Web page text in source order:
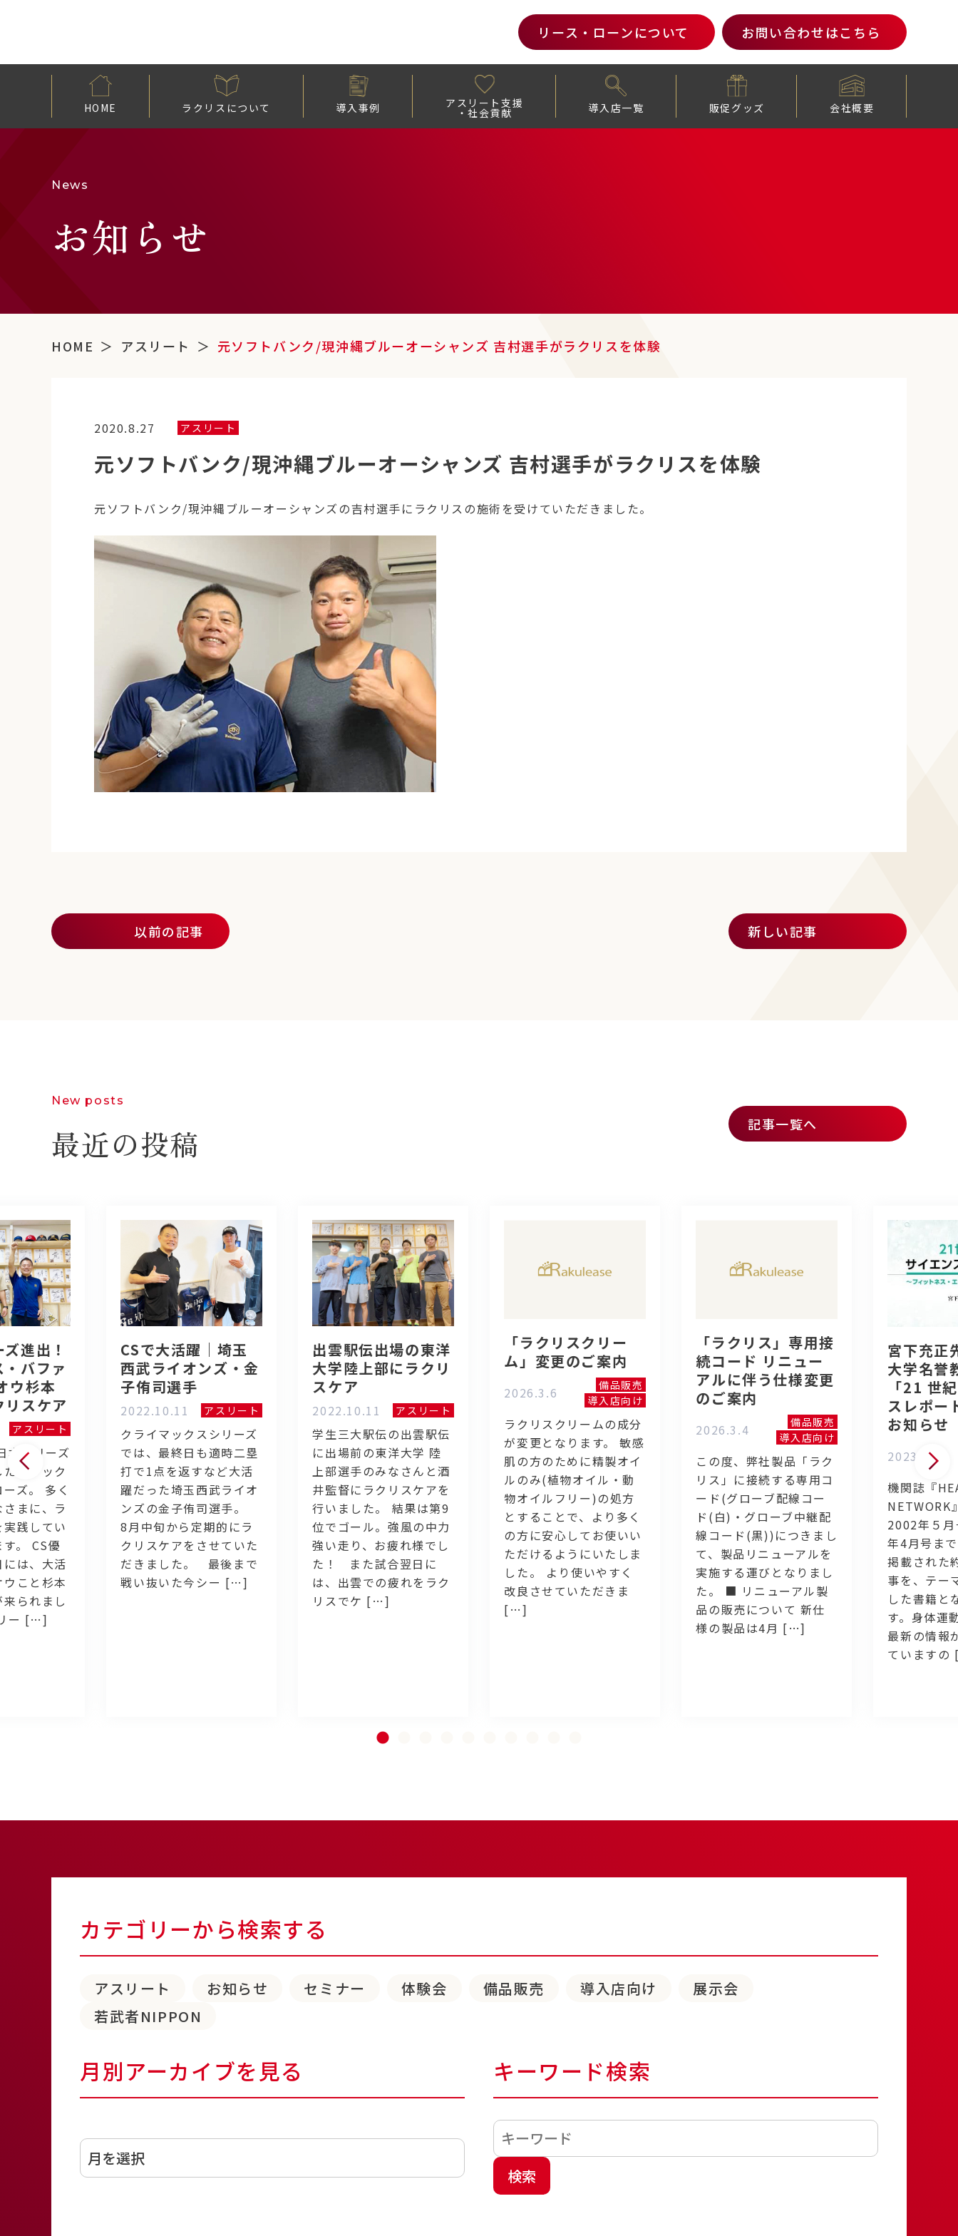
リース・ローンについて お問い合わせはこちら
HOME ラクリスについて 導入事例 アスリート支援
・社会貢献 導入店一覧 販促グッズ 会社概要
News
お知らせ
HOME アスリート 元ソフトバンク/現沖縄ブルーオーシャンズ 吉村選手がラクリスを体験
2020.8.27 アスリート
元ソフトバンク/現沖縄ブルーオーシャンズ 吉村選手がラクリスを体験
元ソフトバンク/現沖縄ブルーオーシャンズの吉村選手にラクリスの施術を受けていただきました。
以前の記事 新しい記事
New posts
最近の投稿
進出！
バファ
ウ杉本
スケア
アスリート
本シリーズ
オリック
ズ。 多く
まに、ラ
践してい
。 CS優
は、大活
こと杉本
られまし
ー […]
CSで大活躍｜埼玉
西武ライオンズ・金
子侑司選手
2022.10.11 アスリート
クライマックスシリーズ
では、最終日も適時二塁
打で1点を返すなど大活
躍だった埼玉西武ライオ
ンズの金子侑司選手。
8月中旬から定期的にラ
クリスケアをさせていた
だきました。 最後まで
戦い抜いた今シー […]
出雲駅伝出場の東洋
大学陸上部にラクリ
スケア
2022.10.11 アスリート
学生三大駅伝の出雲駅伝
に出場前の東洋大学 陸
上部選手のみなさんと酒
井監督にラクリスケアを
行いました。 結果は第9
位でゴール。強風の中力
強い走り、お疲れ様でし
た！ また試合翌日に
は、出雲での疲れをラク
リスでケ […]
「ラクリスクリー
ム」変更のご案内
2026.3.6
備品販売
導入店向け
ラクリスクリームの成分
が変更となります。 敏感
肌の方のために精製オイ
ルのみ(植物オイル・動
物オイルフリー)の処方
とすることで、より多く
の方に安心してお使いい
ただけるようにいたしま
した。 より使いやすく
改良させていただきま
[…]
「ラクリス」専用接
続コード リニュー
アルに伴う仕様変更
のご案内
2026.3.4
備品販売
導入店向け
この度、弊社製品「ラク
リス」に接続する専用コ
ード(グローブ配線コー
ド(白)・グローブ中継配
線コード(黒))につきまし
て、製品リニューアルを
実施する運びとなりまし
た。 ■ リニューアル製
品の販売について 新仕
様の製品は4月 […]
宮下充正
大学名
「21 世
スレポー
お知らせ
2023.7.19
機関誌『
NETWORK
2002年５
年4月号ま
掲載された
事を、テー
した書籍と
す。身体運
最新の情報
ています
記事一覧へ
カテゴリーから検索する
アスリート お知らせ セミナー 体験会 備品販売 導入店向け
展示会
若武者NIPPON
月別アーカイブを見る キーワード検索
検索